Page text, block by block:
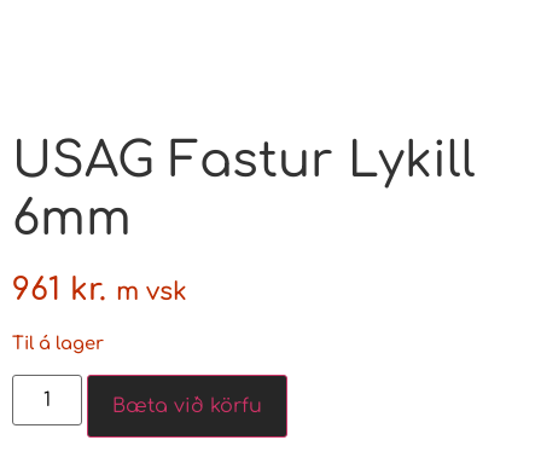
USAG Fastur Lykill
6mm
961 kr. m vsk
Til á lager
Bæta við körfu